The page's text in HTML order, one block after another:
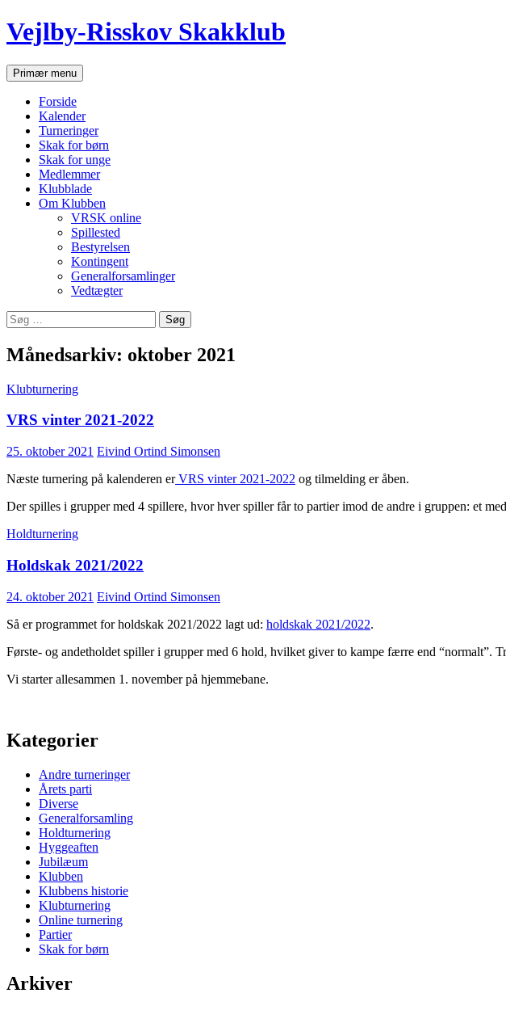
Hop
til
Vejlby-Risskov Skakklub
SøgPrimær menu
Forside
Kalender
Turneringer
Skak for børn
Skak for unge
Medlemmer
Klubblade
Om Klubben
VRSK online
Spillested
Bestyrelsen
Kontingent
Generalforsamlinger
Vedtægter
Søg
efter:
Månedsarkiv: oktober 2021
Klubturnering
VRS vinter 2021-2022
25. oktober 2021 Eivind Ortind Simonsen
Næste turnering på kalenderen erVRS vinter 2021-2022 og tilmelding er åben.
Der spilles i grupper med 4 spillere, hvor hver spiller får to partier imod de andre i gruppen: et
Holdturnering
Holdskak 2021/2022
24. oktober 2021 Eivind Ortind Simonsen
Så er programmet for holdskak 2021/2022 lagt ud: holdskak 2021/2022.
Første- og andetholdet spiller i grupper med 6 hold, hvilket giver to kampe færre end “normalt”.
Vi starter allesammen 1. november på hjemmebane.
Kategorier
Andre turneringer
Årets parti
Diverse
Generalforsamling
Holdturnering
Hyggeaften
Jubilæum
Klubben
Klubbens historie
Klubturnering
Online turnering
Partier
Skak for børn
Arkiver